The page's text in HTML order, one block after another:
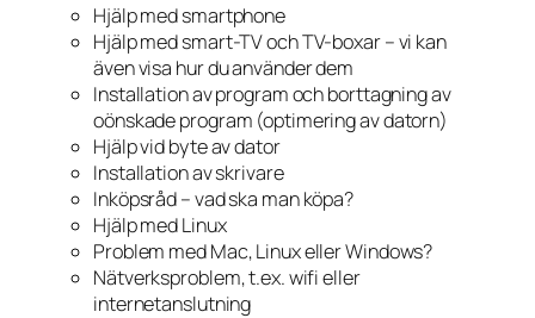
Hjälp med smartphone
Hjälp med smart-TV och TV-boxar – vi kan
även visa hur du använder dem
Installation av program och borttagning av
oönskade program (optimering av datorn)
Hjälp vid byte av dator
Installation av skrivare
Inköpsråd – vad ska man köpa?
Hjälp med Linux
Problem med Mac, Linux eller Windows?
Nätverksproblem, t.ex. wifi eller
internetanslutning